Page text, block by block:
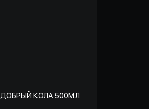
ДОБРЫЙ КОЛА 500МЛ